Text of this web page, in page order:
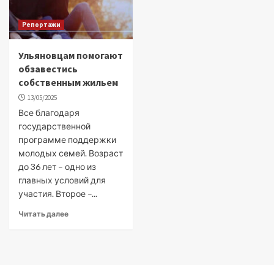
Репортажи
Ульяновцам помогают
обзавестись
собственным жильем
13/05/2025
Все благодаря
государственной
программе поддержки
молодых семей. Возраст
до 36 лет – одно из
главных условий для
участия. Второе –...
Читать далее